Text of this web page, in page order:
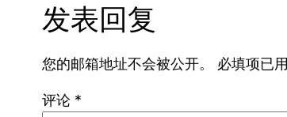
发表回复
您的邮箱地址不会被公开。 必填项已用
评论 *